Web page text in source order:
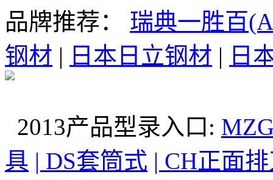
品牌推荐：
瑞典一胜百
钢材 | 日本日立钢材 | 日
2013产品型录入口:
具 | DS套筒式 | CH正面